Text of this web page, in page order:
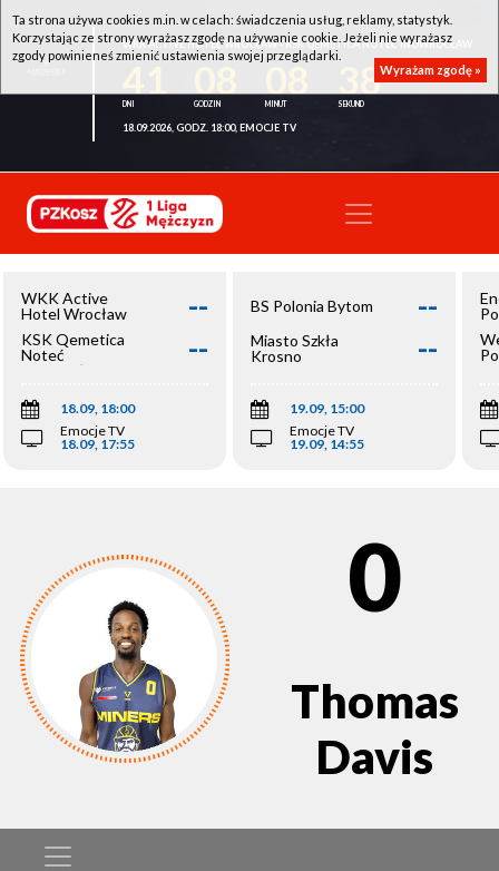
WKK ACTIVE HOTEL WROCŁAW - KSK QEMETICA NOTEĆ INOWROCŁAW
38
18.09.2026, GODZ. 18:00, EMOCJE TV
WKK Active
Hotel Wrocław
--
KSK Qemetica
Noteć
Inowrocław
--
18.09, 18:00
Emocje TV
18.09, 17:55
BS Polonia Bytom --
Miasto Szkła
Krosno
--
19.09, 15:00
Emocje TV
19.09, 14:55
0
Thomas
Davis
Ta strona używa cookies m.in. w celach: świadczenia usług, reklamy, statystyk.
Korzystając ze strony wyrażasz zgodę na używanie cookie. Jeżeli nie wyrażasz
zgody powinieneś zmienić ustawienia swojej przeglądarki.
Wyrażam zgodę »